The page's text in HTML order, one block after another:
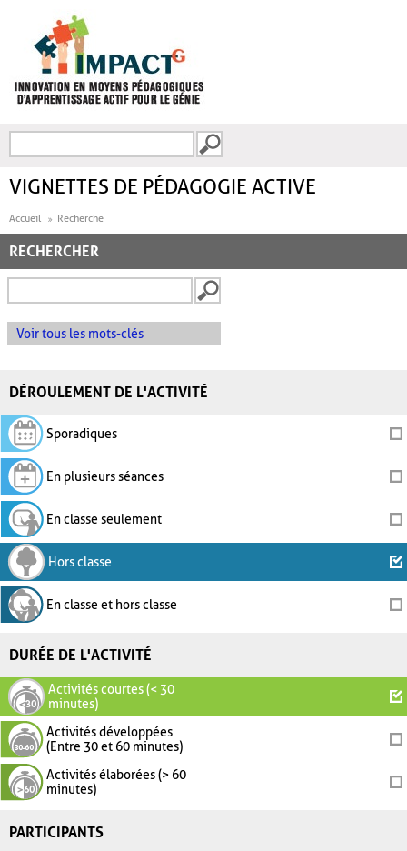
FORMULAIRE DE
VIGNETTES DE PÉDAGOGIE ACTIVE
Accueil Recherche
RECHERCHER
Voir tous les mots-clés
DÉROULEMENT DE L'ACTIVITÉ
Sporadiques
En plusieurs séances
En classe seulement
Hors classe
En classe et hors classe
DURÉE DE L'ACTIVITÉ
Activités courtes (< 30
minutes)
Activités développées
(Entre 30 et 60 minutes)
Activités élaborées (> 60
minutes)
PARTICIPANTS